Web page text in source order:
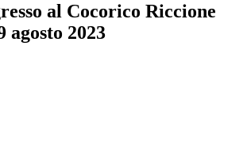
al Cocorico Riccione
agosto 2023